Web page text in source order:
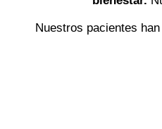
Nuestros pacientes